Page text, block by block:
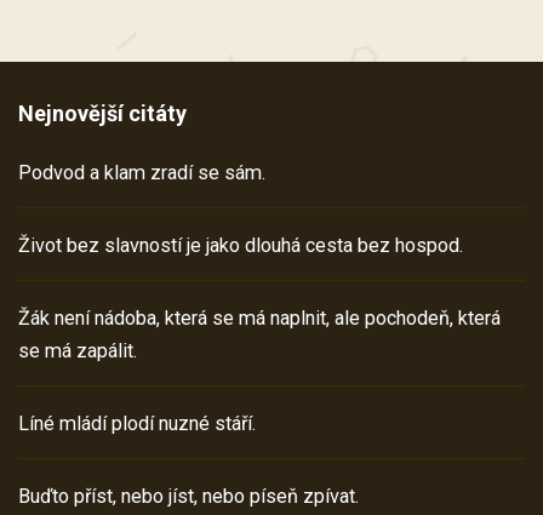
Nejnovější citáty
Podvod a klam zradí se sám.
Život bez slavností je jako dlouhá cesta bez hospod.
Žák není nádoba, která se má naplnit, ale pochodeň, která
se má zapálit.
Líné mládí plodí nuzné stáří.
Buďto příst, nebo jíst, nebo píseň zpívat.